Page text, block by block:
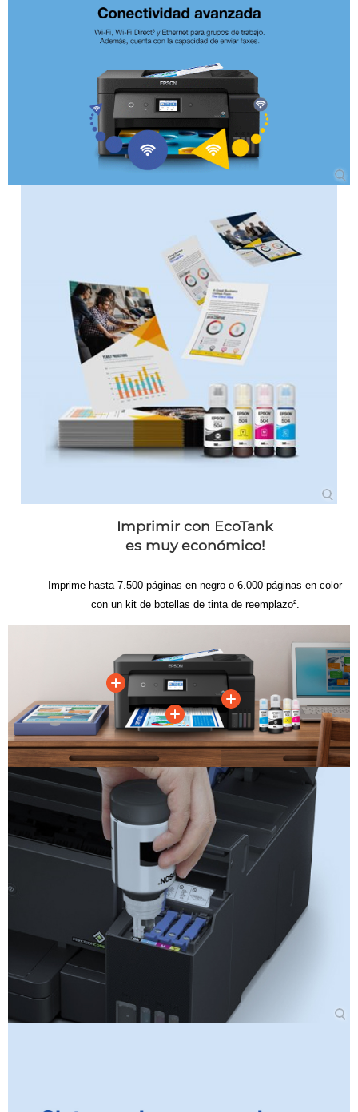
Imprimir con EcoTank
es muy económico!
Imprime hasta 7.500 páginas en negro o 6.000 páginas en color
con un kit de botellas de tinta de reemplazo².